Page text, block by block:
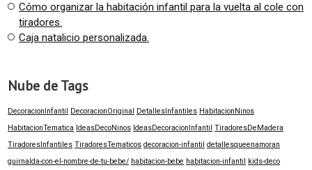
Cómo organizar la habitación infantil para la vuelta al cole con
tiradores.
Caja natalicio personalizada.
Nube de Tags
DecoracionInfantil DecoracionOriginal DetallesInfantiles HabitacionNinos
HabitacionTematica IdeasDecoNinos IdeasDecoracionInfantil TiradoresDeMadera
TiradoresInfantiles TiradoresTematicos decoracion-infantil detallesqueenamoran
guirnalda-con-el-nombre-de-tu-bebe/ habitacion-bebe habitacion-infantil
kids-deco